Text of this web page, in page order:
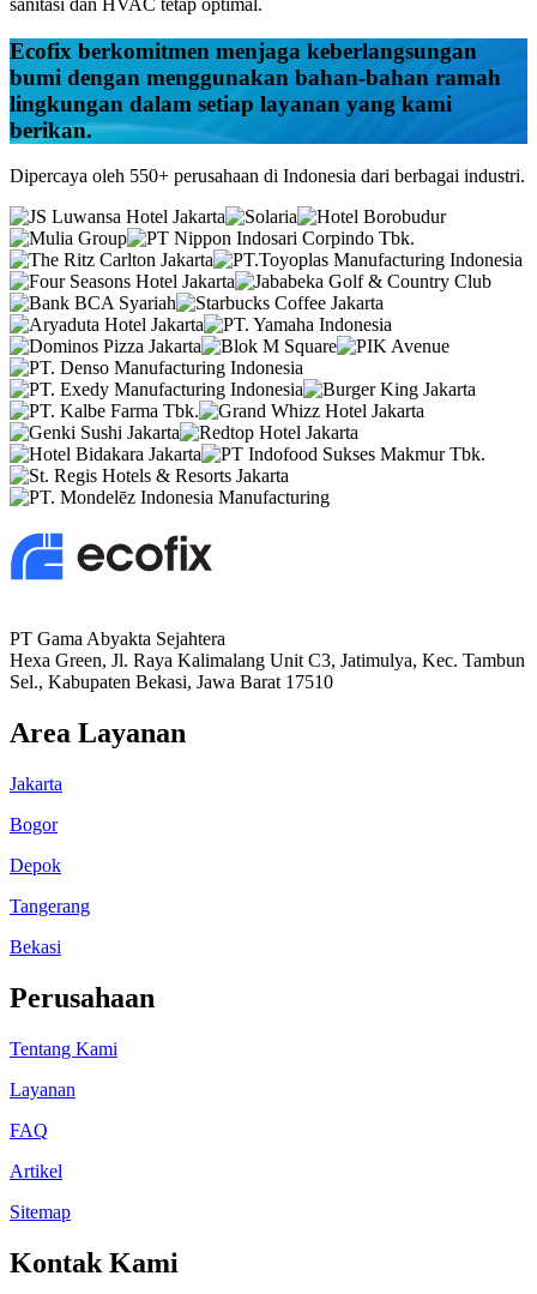
Ecofix berkomitmen menjaga keberlangsungan
bumi dengan menggunakan bahan-bahan ramah
lingkungan dalam setiap layanan yang kami
berikan.
Dipercaya oleh 550+ perusahaan di Indonesia dari berbagai industri.
PT Gama Abyakta Sejahtera
Hexa Green, Jl. Raya Kalimalang Unit C3, Jatimulya, Kec. Tambun
Sel., Kabupaten Bekasi, Jawa Barat 17510
Area Layanan
Jakarta
Bogor
Depok
Tangerang
Bekasi
Perusahaan
Tentang Kami
Layanan
FAQ
Artikel
Sitemap
Kontak Kami